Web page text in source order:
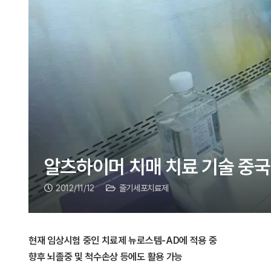
알츠하이머 치매 치료 기술 중
2012/11/12 줄기세포치료제
현재 임상시험 중인 치료제 뉴로스템-AD에 적용 중
향후 뇌졸중 및 척수손상 등에도 활용 가능